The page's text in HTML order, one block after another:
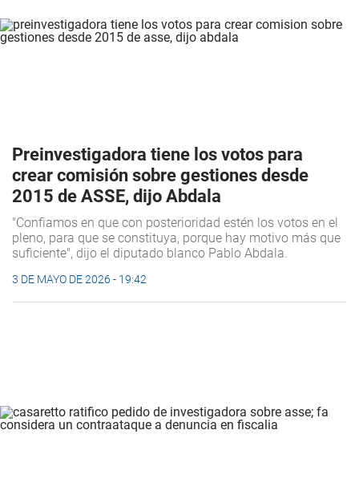
Preinvestigadora tiene los votos para
crear comisión sobre gestiones desde
2015 de ASSE, dijo Abdala
"Confiamos en que con posterioridad estén los votos en el
pleno, para que se constituya, porque hay motivo más que
suficiente", dijo el diputado blanco Pablo Abdala.
3 DE MAYO DE 2026 - 19:42